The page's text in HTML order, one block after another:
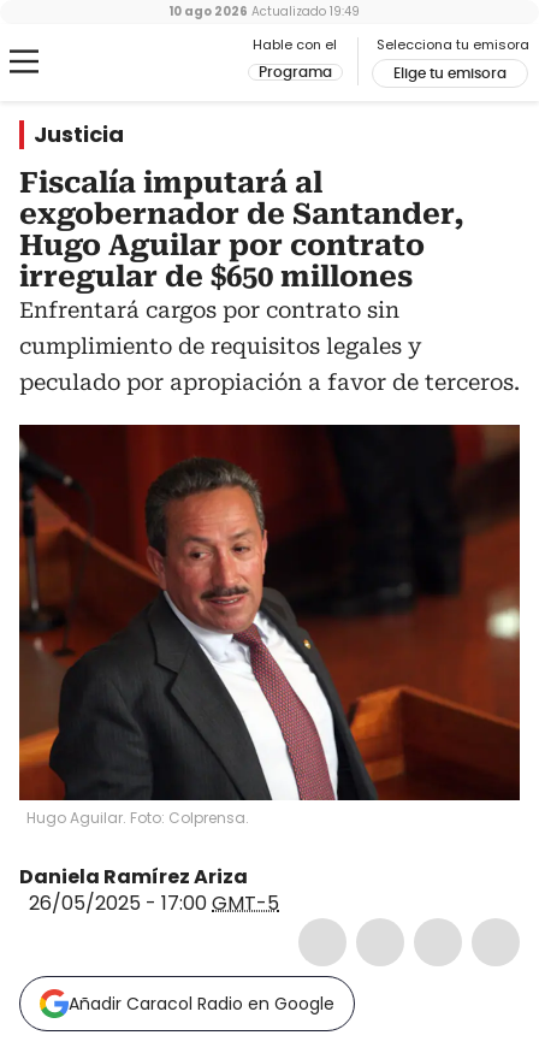
Hable con el
Programa
Selecciona tu emisora
Elige tu emisora
10 ago 2026 Actualizado 19:49
Justicia
Fiscalía imputará al
exgobernador de Santander,
Hugo Aguilar por contrato
irregular de $650 millones
Enfrentará cargos por contrato sin
cumplimiento de requisitos legales y
peculado por apropiación a favor de terceros.
Hugo Aguilar. Foto: Colprensa.
Daniela Ramírez Ariza
26/05/2025 - 17:00GMT-5
Añadir Caracol Radio en Google